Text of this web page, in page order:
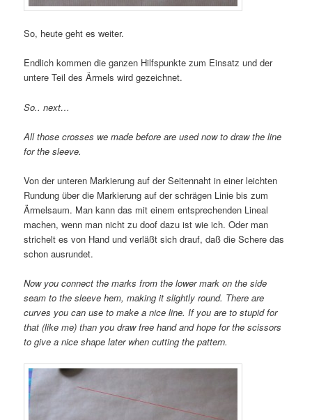
So, heute geht es weiter.
Endlich kommen die ganzen Hilfspunkte zum Einsatz und der
untere Teil des Ärmels wird gezeichnet.
So.. next…
All those crosses we made before are used now to draw the line
for the sleeve.
Von der unteren Markierung auf der Seitennaht in einer leichten
Rundung über die Markierung auf der schrägen Linie bis zum
Ärmelsaum. Man kann das mit einem entsprechenden Lineal
machen, wenn man nicht zu doof dazu ist wie ich. Oder man
strichelt es von Hand und verläßt sich drauf, daß die Schere das
schon ausrundet.
Now you connect the marks from the lower mark on the side
seam to the sleeve hem, making it slightly round. There are
curves you can use to make a nice line. If you are to stupid for
that (like me) than you draw free hand and hope for the scissors
to give a nice shape later when cutting the pattern.